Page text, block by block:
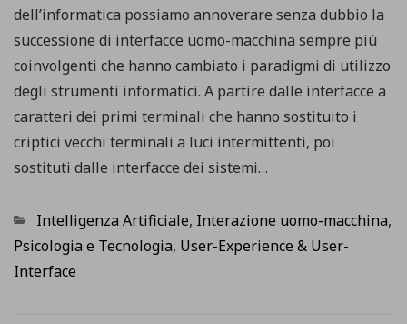
dell’informatica possiamo annoverare senza dubbio la
successione di interfacce uomo-macchina sempre più
coinvolgenti che hanno cambiato i paradigmi di utilizzo
degli strumenti informatici. A partire dalle interfacce a
caratteri dei primi terminali che hanno sostituito i
criptici vecchi terminali a luci intermittenti, poi
sostituti dalle interfacce dei sistemi…
Categorie
Intelligenza Artificiale, Interazione uomo-macchina,
Psicologia e Tecnologia, User-Experience & User-
Interface